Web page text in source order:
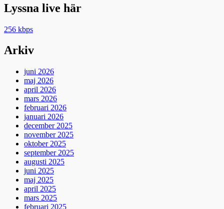
Lyssna live här
256 kbps
Arkiv
juni 2026
maj 2026
april 2026
mars 2026
februari 2026
januari 2026
december 2025
november 2025
oktober 2025
september 2025
augusti 2025
juni 2025
maj 2025
april 2025
mars 2025
februari 2025